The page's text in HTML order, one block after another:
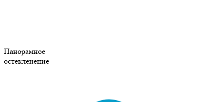
Панорамное
остекленение